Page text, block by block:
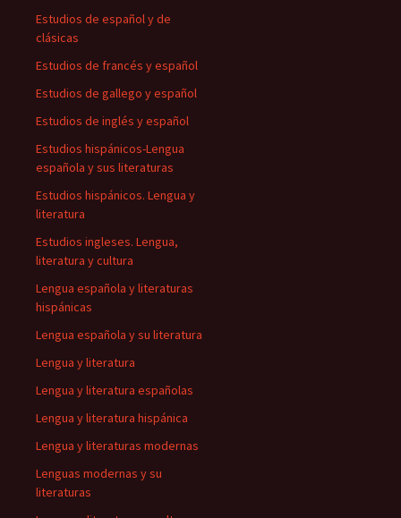
Estudios de español y de
clásicas
Estudios de francés y español
Estudios de gallego y español
Estudios de inglés y español
Estudios hispánicos-Lengua
española y sus literaturas
Estudios hispánicos. Lengua y
literatura
Estudios ingleses. Lengua,
literatura y cultura
Lengua española y literaturas
hispánicas
Lengua española y su literatura
Lengua y literatura
Lengua y literatura españolas
Lengua y literatura hispánica
Lengua y literaturas modernas
Lenguas modernas y su
literaturas